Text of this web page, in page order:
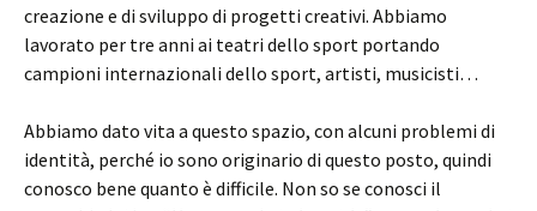
creazione e di sviluppo di progetti creativi. Abbiamo
lavorato per tre anni ai teatri dello sport portando
campioni internazionali dello sport, artisti, musicisti…
Abbiamo dato vita a questo spazio, con alcuni problemi di
identità, perché io sono originario di questo posto, quindi
conosco bene quanto è difficile. Non so se conosci il